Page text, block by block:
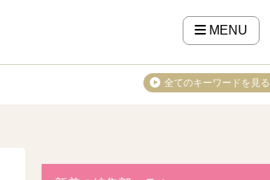
MENU
全てのキーワードを見る